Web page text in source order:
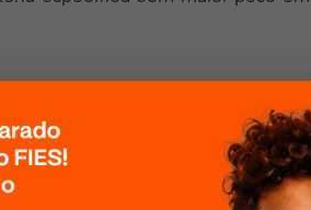
a mais conhecida seja o site
direcionada do aluno para o
mais focada na otimização de